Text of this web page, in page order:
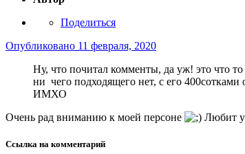
Поделиться
Опубликовано 11 февраля, 2020
Ну, что почитал комменты, да уж! это что
ни чего подходящего нет, с его 400сотками
ИМХО
Очень рад вниманию к моей персоне
Любит у
Ссылка на комментарий